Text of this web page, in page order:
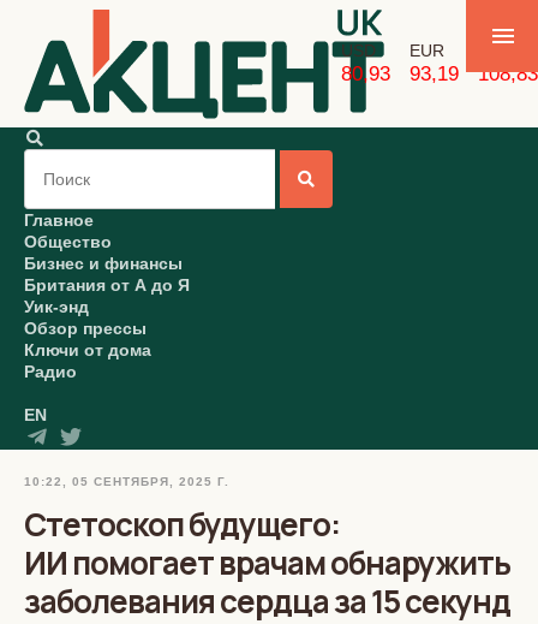
USD
80,93
EUR
93,19 108,83
Главное
Общество
Бизнес и финансы
Британия от А до Я
Уик-энд
Обзор прессы
Ключи от дома
Радио
EN
10:22, 05 СЕНТЯБРЯ, 2025 Г.
Стетоскоп будущего:
ИИ помогает врачам обнаружить
заболевания сердца за 15 секунд